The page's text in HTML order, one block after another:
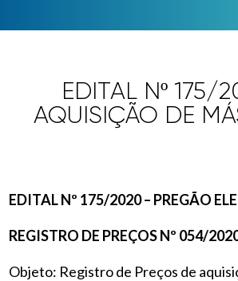
EDITAL Nº 175/
AQUISIÇÃO DE
EDITAL Nº 175/2020 – PREGÃO
REGISTRO DE PREÇOS Nº 054/
Objeto: Registro de Preços de